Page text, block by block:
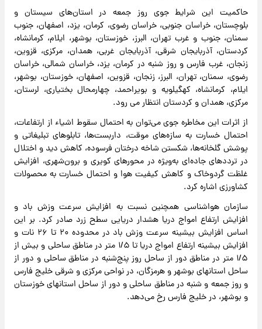
حاکمیت این شرایط جوی روز جمعه در استان‌های سیستان و
بلوچستان، خراسان جنوبی، خراسان رضوی، کرمان، یزد، اصفهان، جنوب
سمنان، جنوب و غرب تهران، البرز، خوزستان، بوشهر، ایلام، کرمانشاه،
کردستان، آذربایجان شرقی، آذربایجان غربی، همدان، مرکزی، قزوین،
زنجان، غرب فارس و روز شنبه در کرمان، یزد، خراسان شمالی، خراسان
رضوی، سمنان، تهران، البرز، زنجان، قزوین، اصفهان، خوزستان، بوشهر،
ایلام، کرمانشاه، کهگیلویه و بویراحمد، چهارمحال بختیاری، لرستان،
مرکزی، همدان و کردستان انتظار می رود.
از اثرات این مخاطره جوی می‌توان به احتمال سقوط اشیاء از ارتفاعات،
احتمال خسارت به سازه‌های موقت، داربست‌ها، تابلوهای تبلیغاتی و
پوشش گلخانه‌ها، شکستن شاخه درختان فرسوده، کاهش دید و اختلال
در ترددهای جاده‌ای به‌ویژه در محورهای کویری و برون‌شهری، افزایش
غلظت گردوخاک و کاهش کیفیت هوا و احتمال خسارت به محصولات
کشاورزی اشاره کرد.
سازمان هواشناسی همچنین نسبت به افزایش سرعت وزش باد و
افزایش ارتفاع امواج دریا هشدار دریایی سطح زرد صادر کرد. بر این
اساس افزایش بیشینه سرعت وزش باد در محدوده ۲۰ تا ۲۶ نات و
افزایش بیشینه ارتفاع امواج دریا تا ۱/۵ متر در مناطق ساحلی و بیش از
۱/۵ متر در مناطق دور از ساحل روز پنج‌شنبه در مناطق ساحلی و دور از
ساحل استانهای بوشهر و هرمزگان، در نواحی مرکزی و شرقی خلیج فارس
و روز جمعه و شنبه در مناطق ساحلی و دور از ساحل استانهای خوزستان
و بوشهر، در خلیج فارس رخ می‌دهد.